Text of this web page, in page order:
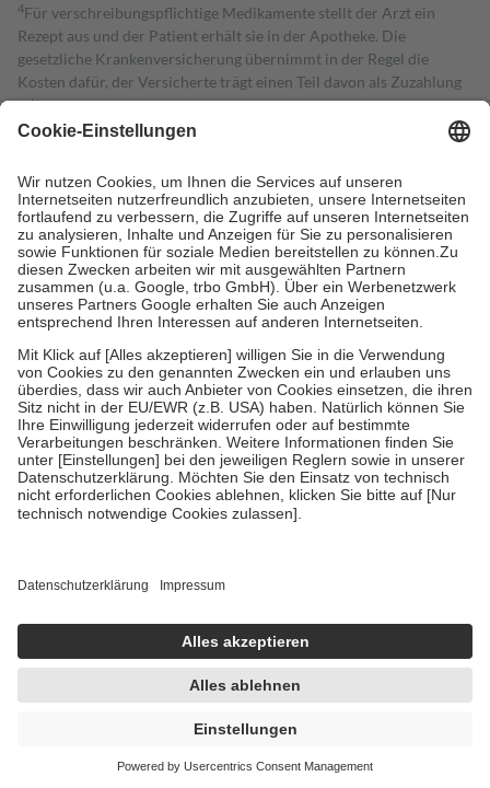
4Für verschreibungspflichtige Medikamente stellt der Arzt ein
Rezept aus und der Patient erhält sie in der Apotheke. Die
gesetzliche Krankenversicherung übernimmt in der Regel die
Kosten dafür, der Versicherte trägt einen Teil davon als Zuzahlung
mit.
Grundsätzlich leisten Mitglieder Zuzahlungen in Höhe von zehn
höchstens zehn Euro.
Es sind jedoch nie mehr als die tatsächlichen
Kosten der Leistung zu entrichten.
Diese Regeln gelten grundsätzlich auch für Online-Apotheken.
Bei Heilmitteln und häuslicher Krankenpflege beträgt die
Zuzahlung zehn Prozent der Kosten sowie zehn Euro je
Verordnung.
Um das Engagement der Versicherten für ihre eigene Gesundheit zu
stärken und die besondere Stellung der Familie zu unterstützen,
fallenkeine Zuzahlungenan bei:
• Kindern und Jugendlichen bis zum vollendeten 18. Lebensjahr
mit Ausnahme der Fahrkosten
• Untersuchungen zur Vorsorge und Früherkennung, die von der
GKV getragen werden
• empfohlenen Schutzimpfungen
• Harn- und Blutteststreifen
getroffen, um sicherzustellen, dass es sich um echte Bewertungen
https://help.etrusted.com/hc/de/articles/4419944605341
Einige Bilder und Inhalte wurden unter Zuhilfenahme künstlicher